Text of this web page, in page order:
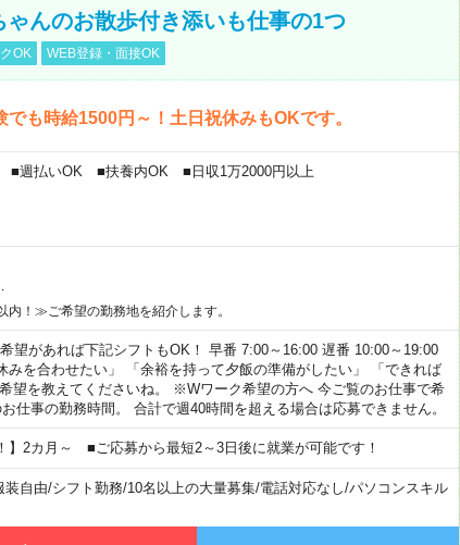
ゃんのお散歩付き添いも仕事の1つ
OK WEB登録・面接OK
も時給1500円～！土日祝休みもOKです。
■週払いOK ■扶養内OK ■日収1万2000円以上
！≫ご希望の勤務地を紹介します。
望があれば下記シフトもOK！ 早番 7:00～16:00 遅番 10:00～19:00
みを合わせたい」 「余裕を持って夕飯の準備がしたい」 「できれば
望を教えてくださいね。 ※Wワーク希望の方へ 今ご覧のお仕事で希
仕事の勤務時間。 合計で週40時間を超える場合は応募できません。
】2カ月～ ■ご応募から最短2～3日後に就業が可能です！
装自由/シフト勤務/10名以上の大量募集/電話対応なし/パソコンスキル